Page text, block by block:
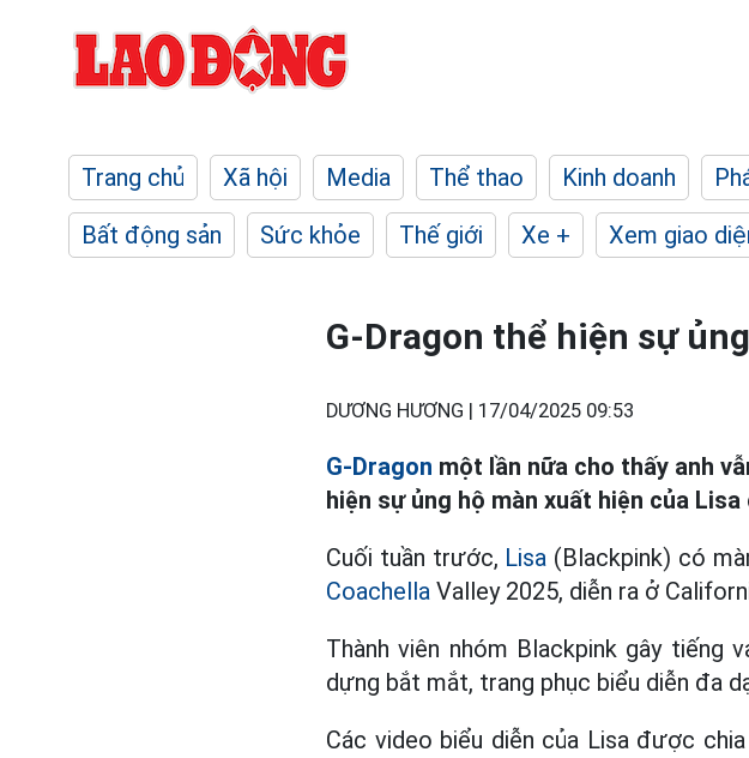
Trang chủ Xã hội Media Thể thao Kinh doanh
Bất động sản
Sức khỏe Thế giới Xe + Xem giao
G-Dragon thể hiện sự
DƯƠNG HƯƠNG | 17/04/2025 09:53
G-Dragon một lần nữa cho thấy anh
hiện sự ủng hộ màn xuất hiện của Lisa
Cuối tuần trước, Lisa (Blackpink) có
Coachella Valley 2025, diễn ra ở
Thành viên nhóm Blackpink gây tiếng
dựng bắt mắt, trang phục biểu diễn đa
Các video biểu diễn của Lisa được